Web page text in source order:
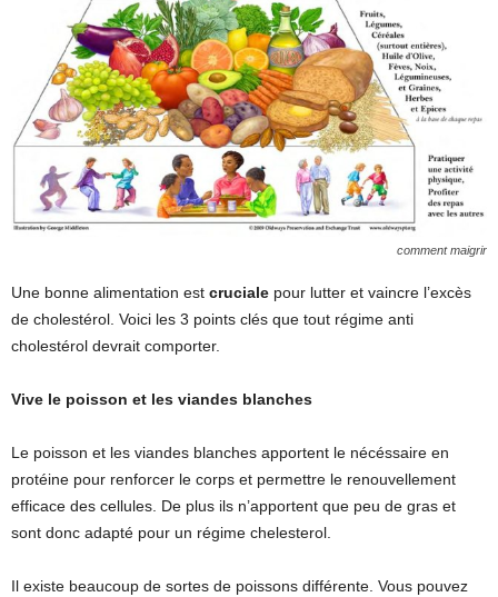
comment maigrir
Une bonne alimentation est cruciale pour lutter et vaincre l’excès
de cholestérol. Voici les 3 points clés que tout régime anti
cholestérol devrait comporter.
Vive le poisson et les viandes blanches
Le poisson et les viandes blanches apportent le nécéssaire en
protéine pour renforcer le corps et permettre le renouvellement
efficace des cellules. De plus ils n’apportent que peu de gras et
sont donc adapté pour un régime chelesterol.
Il existe beaucoup de sortes de poissons différente. Vous pouvez